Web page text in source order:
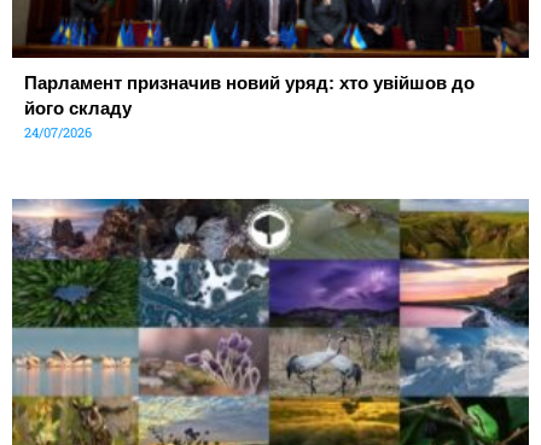
Парламент призначив новий уряд: хто увійшов до
його складу
24/07/2026